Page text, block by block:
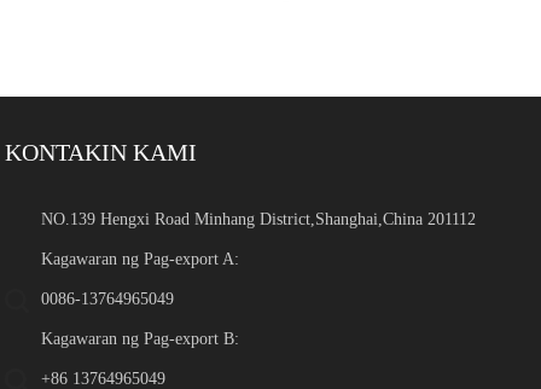
KONTAKIN KAMI
NO.139 Hengxi Road Minhang District,Shanghai,China 201112
Kagawaran ng Pag-export A:
0086-13764965049
Kagawaran ng Pag-export B:
+86 13764965049